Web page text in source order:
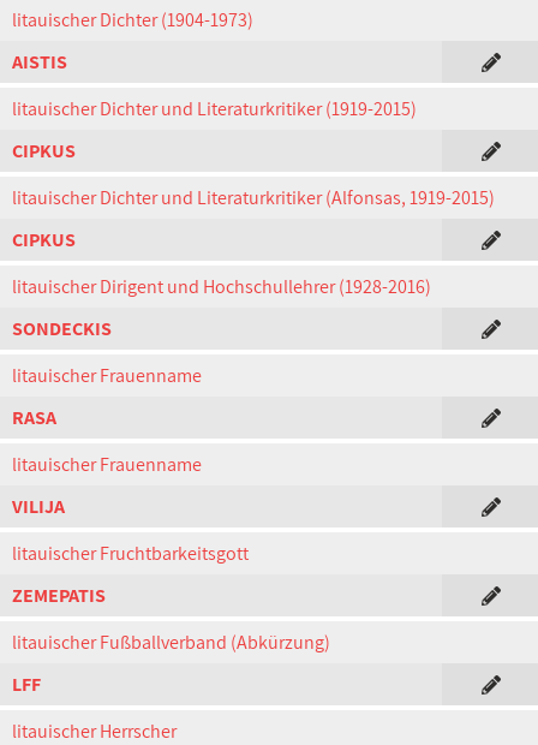
litauischer Dichter (1904-1973)
AISTIS
litauischer Dichter und Literaturkritiker (1919-2015)
CIPKUS
litauischer Dichter und Literaturkritiker (Alfonsas, 1919-2015)
CIPKUS
litauischer Dirigent und Hochschullehrer (1928-2016)
SONDECKIS
litauischer Frauenname
RASA
litauischer Frauenname
VILIJA
litauischer Fruchtbarkeitsgott
ZEMEPATIS
litauischer Fußballverband (Abkürzung)
LFF
litauischer Herrscher